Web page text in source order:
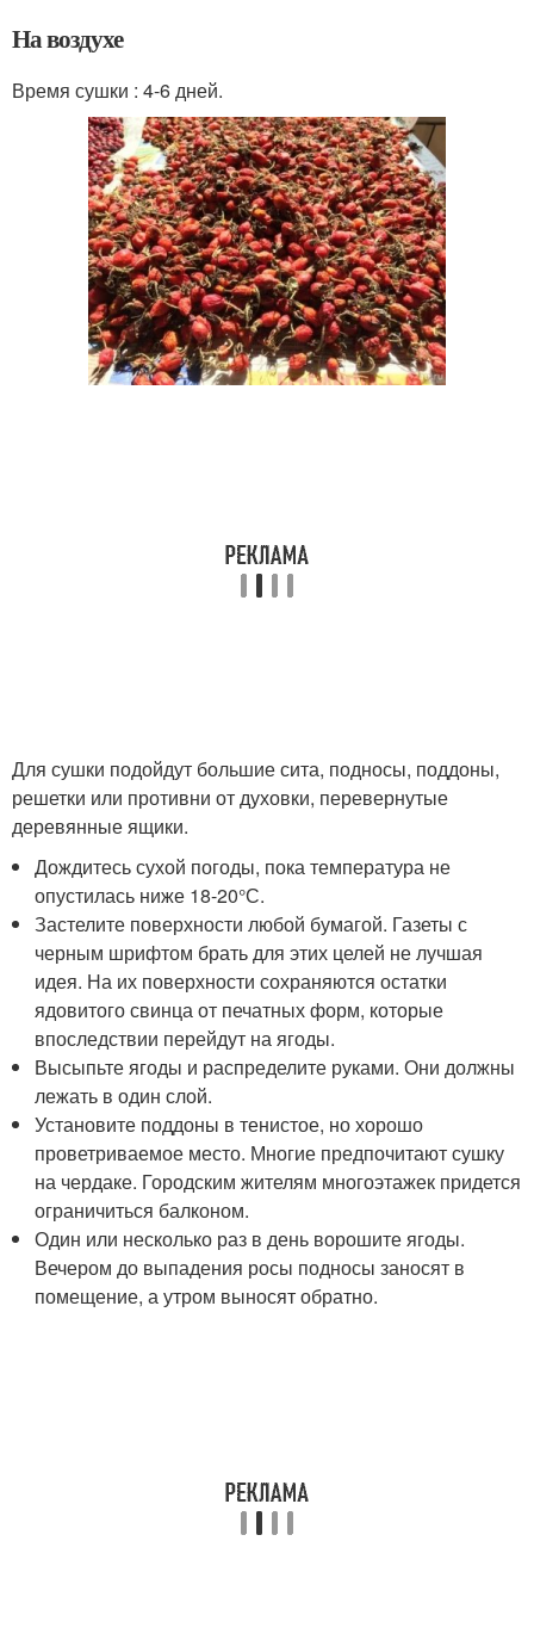
На воздухе
Время сушки : 4-6 дней.
Для сушки подойдут большие сита, подносы, поддоны,
решетки или противни от духовки, перевернутые
деревянные ящики.
Дождитесь сухой погоды, пока температура не
опустилась ниже 18-20°С.
Застелите поверхности любой бумагой. Газеты с
черным шрифтом брать для этих целей не лучшая
идея. На их поверхности сохраняются остатки
ядовитого свинца от печатных форм, которые
впоследствии перейдут на ягоды.
Высыпьте ягоды и распределите руками. Они должны
лежать в один слой.
Установите поддоны в тенистое, но хорошо
проветриваемое место. Многие предпочитают сушку
на чердаке. Городским жителям многоэтажек придется
ограничиться балконом.
Один или несколько раз в день ворошите ягоды.
Вечером до выпадения росы подносы заносят в
помещение, а утром выносят обратно.